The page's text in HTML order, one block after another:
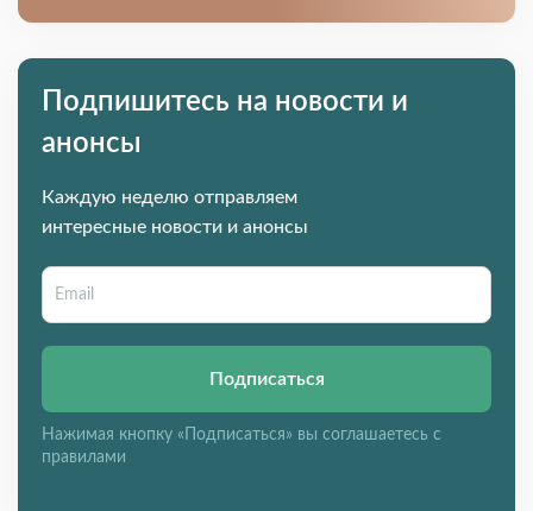
Подпишитесь на новости и
анонсы
Каждую неделю отправляем
интересные новости и анонсы
Подписаться
Нажимая кнопку «Подписаться» вы соглашаетесь с
правилами